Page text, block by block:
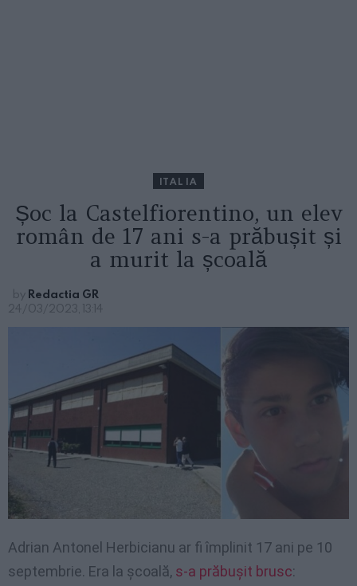
ITALIA
Șoc la Castelfiorentino, un elev
român de 17 ani s-a prăbușit și
a murit la școală
by Redactia GR
24/03/2023, 13:14
Adrian Antonel Herbicianu ar fi împlinit 17 ani pe 10
septembrie. Era la școală, s-a prăbușit brusc: